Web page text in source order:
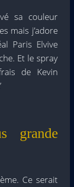
sa couleur
mais j’adore
Paris Elvive
Et le spray
de Kevin
grande
Ce serait